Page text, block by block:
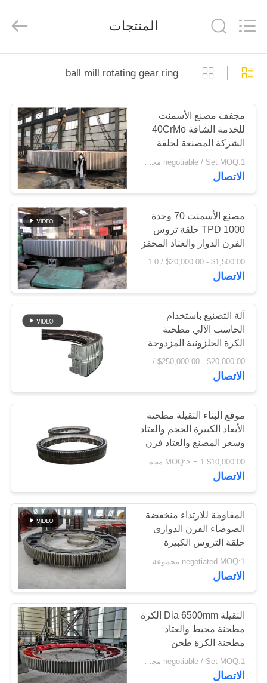
الصفحة
الرئيسية
منتجات
عرض
الواقع
الافتراضي
معلومات
جولة
في
المعمل
مراقبة
الجودة
اتصل
أخبار
اطلب
اقتباس
خريطة
الموقع
PRIVACY
POLICY
Industries
CO.,LTD.
المنتجات
ball mill rotating gear ring
مجفف مصنع الأسمنت
للخدمة الشاقة 40CrMo
الشركة المصنعة لحلقة
التروس الدوارة ومحفز
التروس
negotiable / Set MOQ:1 مجموعة / مجموعات
الاتصال
مصنع الأسمنت 70 وحدة
1000 TPD حلقة تروس
الفرن الدوار والعتاد المحفز
$1,500.00 - $20,000.00 / Set MOQ:1.0 مجموعة / مجموعات
الاتصال
آلة التصنيع باستخدام
الحاسب الآلي مطحنة
الكرة الحلزونية المزدوجة
نصف مقاس والعتاد ومصنع
تروس الفرن الدوار
$20,000.00 - $250,000.00 / Set MOQ:1 مجموعة / مجموعات
الاتصال
موقع البناء الثقيلة مطحنة
الأبعاد الكبيرة الحجم والعتاد
وسعر المصنع والعتاد فرن
دوار سعر المصنع
الاتصال
المقاومة للارتداء منخفضة
الضوضاء الفرن الدواري
حلقة التروس الكبيرة
الملحقات الصناعية الكبيرة
negotiated MOQ:1 مجموعة
الاتصال
الثقيلة Dia 6500mm الكرة
مطحنة محيط والعتاد
مطحنة الكرة طحن
محركات متينة 25.4M
negotiable / Set MOQ:1 مجموعة / مجموعات
الاتصال